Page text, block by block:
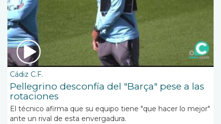
Cádiz C.F.
Pellegrino desconfía del "Barça" pese a las
rotaciones
El técnico afirma que su equipo tiene "que hacer lo mejor"
ante un rival de esta envergadura.